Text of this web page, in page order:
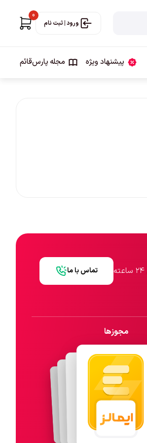
ورود | ثبت نام
0
پیشنهاد ویژه مجله‌ پارس‌قائم
تماس با ما
مجوزها